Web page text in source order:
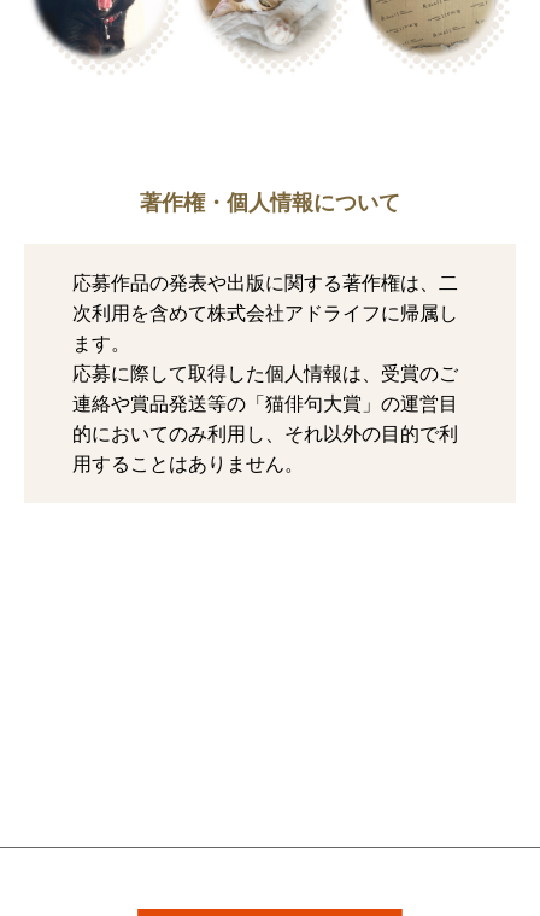
著作権・個人情報について
応募作品の発表や出版に関する著作権は、二
次利用を含めて株式会社アドライフに帰属し
ます。
応募に際して取得した個人情報は、受賞のご
連絡や賞品発送等の「猫俳句大賞」の運営目
的においてのみ利用し、それ以外の目的で利
用することはありません。